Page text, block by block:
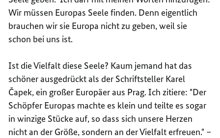
Wir müssen Europas Seele finden. Denn eigentlich
brauchen wir sie Europa nicht zu geben, weil sie
schon bei uns ist.
Ist die Vielfalt diese Seele? Kaum jemand hat das
schöner ausgedrückt als der Schriftsteller Karel
Čapek, ein großer Europäer aus Prag. Ich zitiere: "Der
Schöpfer Europas machte es klein und teilte es sogar
in winzige Stücke auf, so dass sich unsere Herzen
nicht an der Größe, sondern an der Vielfalt erfreuen." –